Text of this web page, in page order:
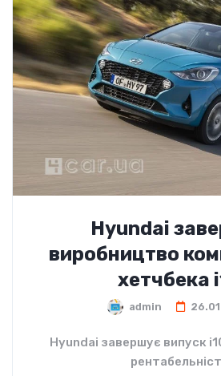
Hyundai
виробництво
хетчбека
admin
Hyundai завершує випуск